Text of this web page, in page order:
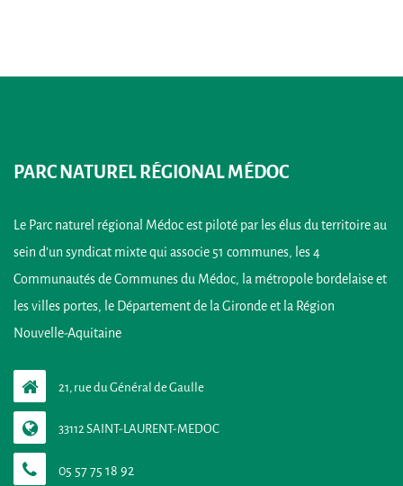
PARC NATUREL RÉGIONAL MÉDOC
Le Parc naturel régional Médoc est piloté par les élus du territoire au
sein d’un syndicat mixte qui associe 51 communes, les 4
Communautés de Communes du Médoc, la métropole bordelaise et
les villes portes, le Département de la Gironde et la Région
Nouvelle-Aquitaine
21, rue du Général de Gaulle
33112 SAINT-LAURENT-MEDOC
05 57 75 18 92